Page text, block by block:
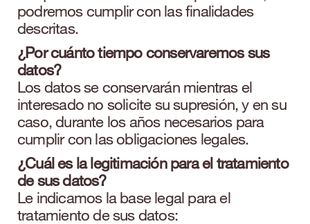
podremos cumplir con las finalidades
descritas.
¿Por cuánto tiempo conservaremos sus
datos?
Los datos se conservarán mientras el
interesado no solicite su supresión, y en su
caso, durante los años necesarios para
cumplir con las obligaciones legales.
¿Cuál es la legitimación para el tratamiento
de sus datos?
Le indicamos la base legal para el
tratamiento de sus datos: